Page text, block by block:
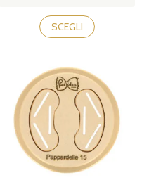
SCEGLI
prodotto
ha
varianti.
Le
opzioni
possono
essere
scelte
nella
pagina
del